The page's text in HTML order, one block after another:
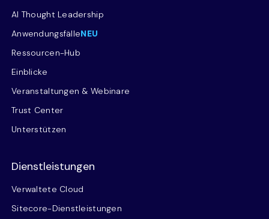
AI Thought Leadership
AnwendungsfälleNEU
Ressourcen-Hub
Einblicke
Veranstaltungen & Webinare
Trust Center
Unterstützen
Dienstleistungen
Verwaltete Cloud
Sitecore-Dienstleistungen